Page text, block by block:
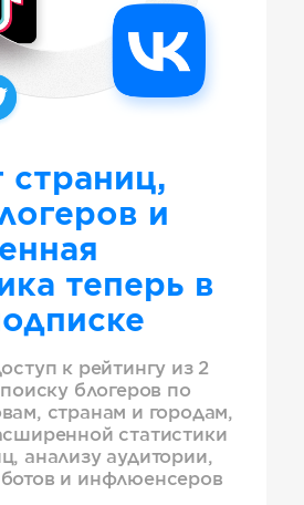
страниц,
и
теперь в
к рейтингу из 2
блогеров по
странам и городам,
статистики
анализу аудитории,
и инфлюенсеров